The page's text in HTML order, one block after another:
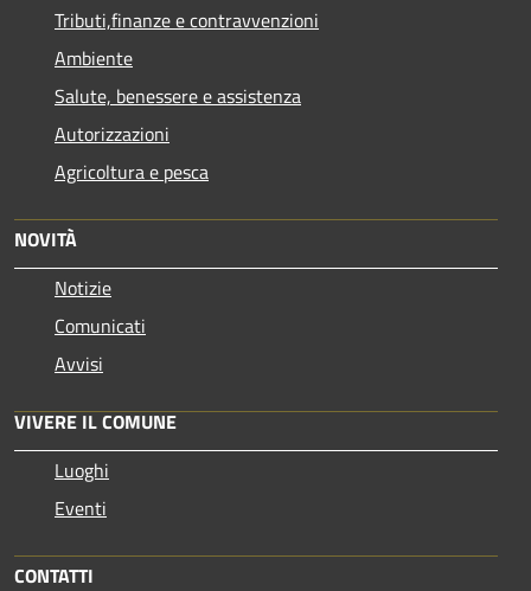
Tributi,finanze e contravvenzioni
Ambiente
Salute, benessere e assistenza
Autorizzazioni
Agricoltura e pesca
NOVITÀ
Notizie
Comunicati
Avvisi
VIVERE IL COMUNE
Luoghi
Eventi
CONTATTI